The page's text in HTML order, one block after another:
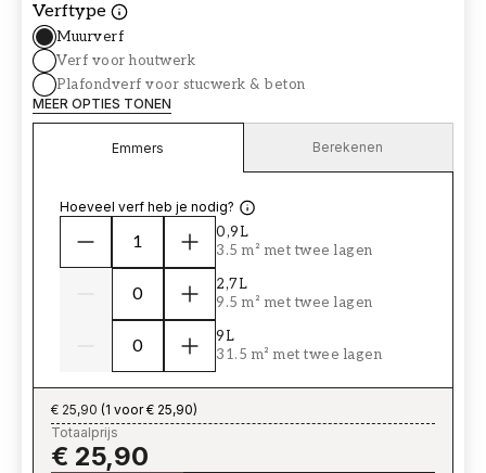
Verftype
Muurverf
Verf voor houtwerk
Plafondverf voor stucwerk & beton
MEER OPTIES TONEN
Emmers Berekenen
Hoeveel verf heb je nodig?
0,9L
3.5 m² met twee lagen
2,7L
9.5 m² met twee lagen
9L
31.5 m² met twee lagen
€ 25,90 (1 voor € 25,90)
Totaalprijs
€ 25,90